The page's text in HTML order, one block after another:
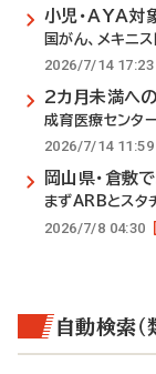
小児・AYA対
国がん、メキニ
2026/7/14 17:23
2カ月未満へ
成育医療センタ
2026/7/14 11:59
岡山県・倉敷
まずARBとスタ
2026/7/8 04:30
自動検索（